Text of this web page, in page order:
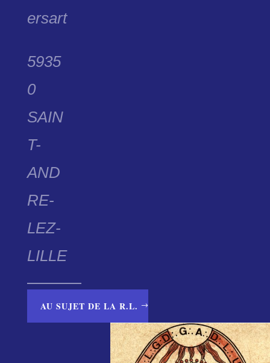
ersart
5935
0
SAIN
T-
AND
RE-
LEZ-
LILLE
AU SUJET DE LA R.L.